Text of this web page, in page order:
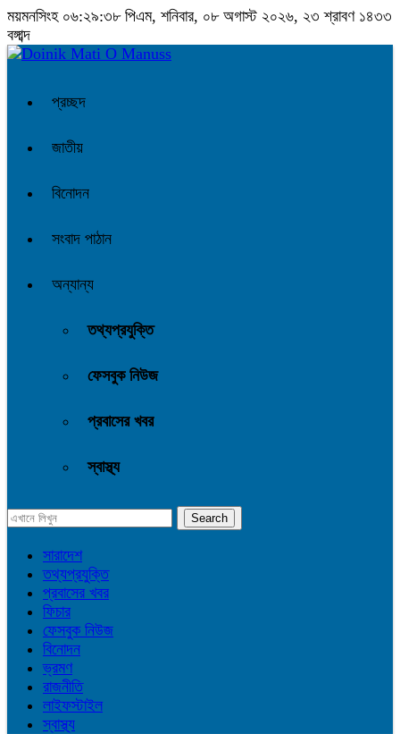
ময়মনসিংহ ০৬:২৯:৩৮ পিএম, শনিবার, ০৮ অগাস্ট ২০২৬, ২৩ শ্রাবণ ১৪৩৩
বঙ্গাব্দ
প্রচ্ছদ
জাতীয়
বিনোদন
সংবাদ পাঠান
অন্যান্য
তথ্যপ্রযুক্তি
ফেসবুক নিউজ
প্রবাসের খবর
স্বাস্থ্য
সারাদেশ
তথ্যপ্রযুক্তি
প্রবাসের খবর
ফিচার
ফেসবুক নিউজ
বিনোদন
ভ্রমণ
রাজনীতি
লাইফস্টাইল
স্বাস্থ্য